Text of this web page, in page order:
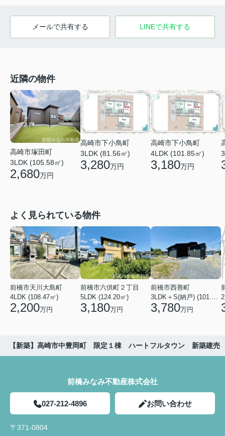
メールで共有する LINEで共有する
近隣の物件
高崎市塚田町
3LDK (105.58㎡)
2,680万円
高崎市下小鳥町
3LDK (81.56㎡)
3,280万円
高崎市下小鳥町
4LDK (101.85㎡)
3,180万円
よく見られている物件
前橋市天川大島町
4LDK (108.47㎡)
2,200万円
前橋市六供町２丁目
5LDK (124.20㎡)
3,180万円
前橋市西善町
3LDK＋S(納戸) (101.02㎡)
3,780万円
【新築】高崎市中豊岡町 限定１棟 ハートフルタウン 新築建売
前橋みなみ不動産株式会社
027-212-4896 お問い合わせ
〒371-0804